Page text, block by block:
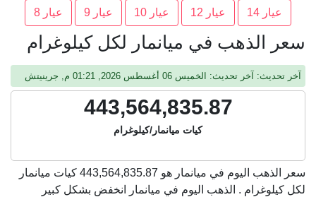
عيار 14 عيار 12 عيار 10 عيار 9 عيار 8
سعر الذهب في ميانمار لكل كيلوغرام
آخر تحديث: آخر تحديث: الخميس 06 أغسطس 2026, 01:21 م, جرينيتش
443,564,835.87
كيات ميانمار/كيلوغرام
سعر الذهب اليوم في ميانمار هو 443,564,835.87 كيات ميانمار
لكل كيلوغرام . الذهب اليوم في ميانمار انخفض بشكل كبير